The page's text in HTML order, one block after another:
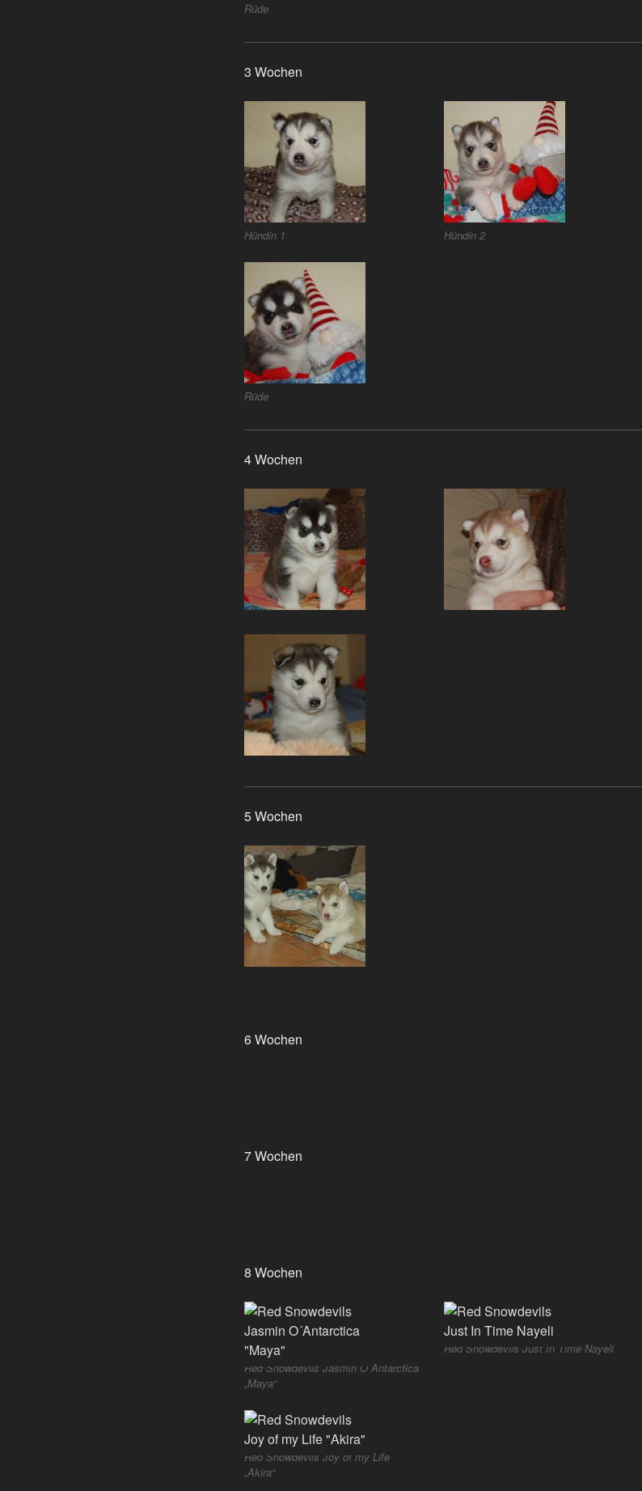
Rüde
3 Wochen
Hündin 1 Hündin 2
Rüde
4 Wochen
5 Wochen
6 Wochen
7 Wochen
8 Wochen
Red Snowdevils Jasmin O´Antarctica
„Maya“
Red Snowdevils Just In Time Nayeli
Red Snowdevils Joy of my Life
„Akira“